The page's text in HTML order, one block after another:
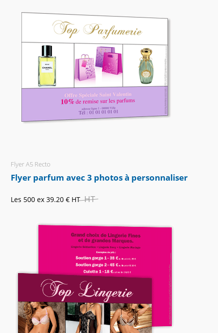
Flyer A5 Recto
Flyer parfum avec 3 photos à personnaliser
Les 500 ex 39.20 € HT HT